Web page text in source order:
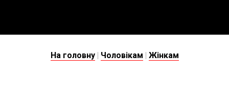
На головну | Чоловікам | Жінкам